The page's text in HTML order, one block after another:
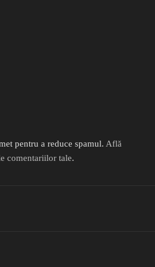
pentru a reduce spamul. Află
comentariilor tale.